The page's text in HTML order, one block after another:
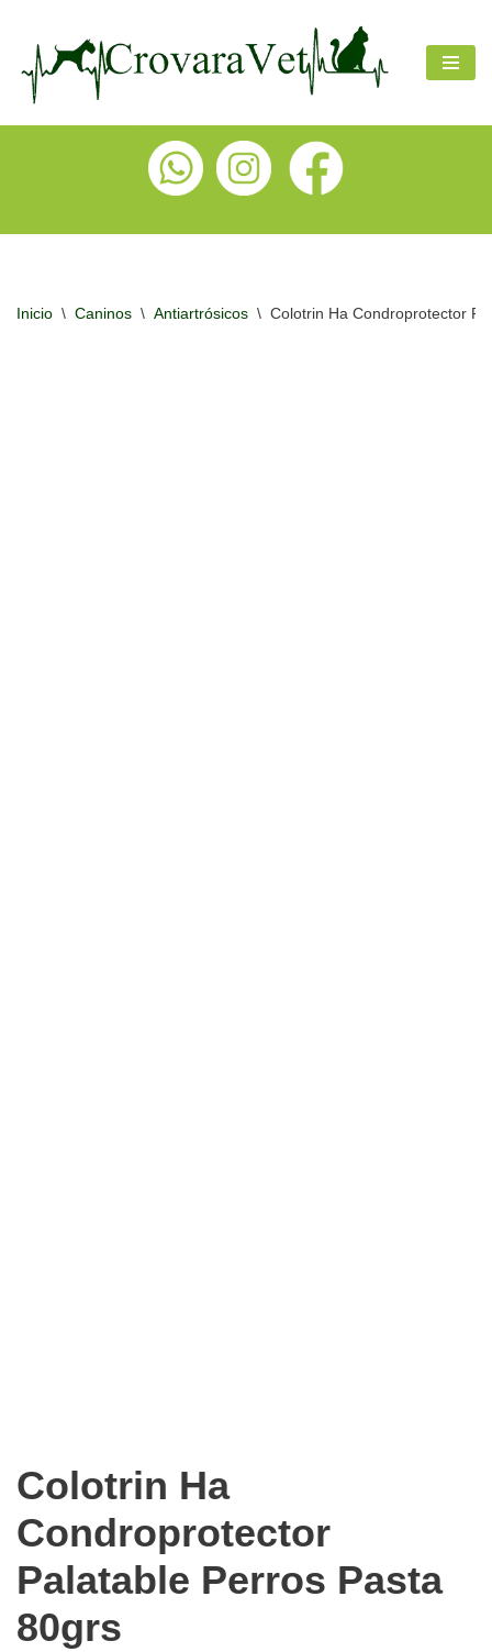
Inicio \ Caninos \ Antiartrósicos \ Colotrin Ha Condroprotector
Colotrin Ha
Condroprotector
Palatable Perros Pasta
80grs